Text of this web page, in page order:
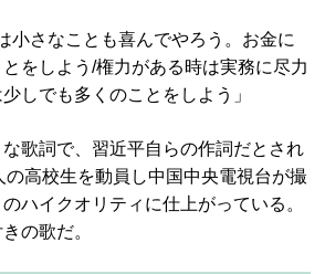
小さなことも喜んでやろう。お金に
をしよう/権力がある時は実務に尽力
しでも多くのことをしよう」
歌詞で、習近平自らの作詞だとされ
高校生を動員し中国中央電視台が撮
ハイクオリティに仕上がっている。
の歌だ。